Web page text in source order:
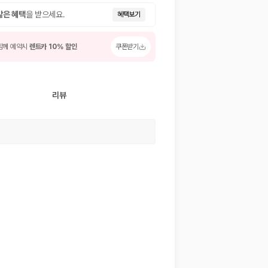
은 혜택을 받으세요. 혜택보기
예약시 렌트카 10% 할인 쿠폰받기
리뷰